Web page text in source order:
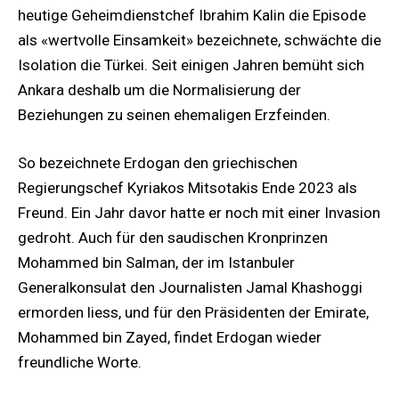
heutige Geheimdienstchef Ibrahim Kalin die Episode
als «wertvolle Einsamkeit» bezeichnete, schwächte die
Isolation die Türkei. Seit einigen Jahren bemüht sich
Ankara deshalb um die Normalisierung der
Beziehungen zu seinen ehemaligen Erzfeinden.
So bezeichnete Erdogan den griechischen
Regierungschef Kyriakos Mitsotakis Ende 2023 als
Freund. Ein Jahr davor hatte er noch mit einer Invasion
gedroht. Auch für den saudischen Kronprinzen
Mohammed bin Salman, der im Istanbuler
Generalkonsulat den Journalisten Jamal Khashoggi
ermorden liess, und für den Präsidenten der Emirate,
Mohammed bin Zayed, findet Erdogan wieder
freundliche Worte.